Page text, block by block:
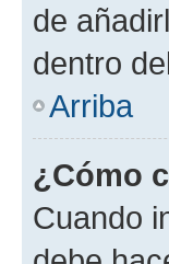
de
dentro
Arriba
¿Cómo
Cuando